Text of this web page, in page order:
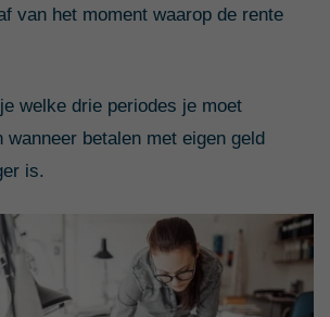
van het moment waarop de rente
welke drie periodes je moet
wanneer betalen met eigen geld
is.